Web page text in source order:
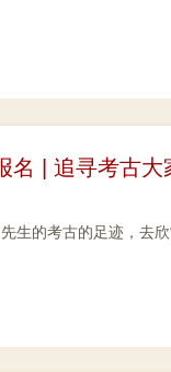
名 | 追寻考古
生的考古的足迹，去